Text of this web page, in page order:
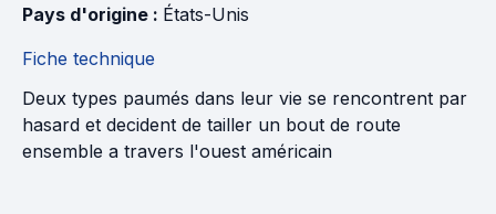
Pays d'origine : États-Unis
Fiche technique
Deux types paumés dans leur vie se rencontrent par
hasard et decident de tailler un bout de route
ensemble a travers l'ouest américain